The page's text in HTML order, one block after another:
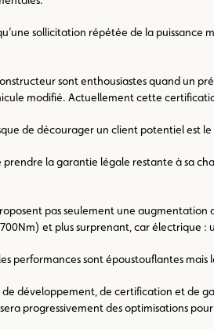
sollicitation répétée de la puissance
sont enthousiastes quand un
modifié. Actuellement cette
de décourager un client potentiel
prendre la garantie légale restante à sa
pas seulement une
et plus surprenant, car électrique
performances sont époustouflantes
développement, de certification et de
progressivement des optimisations